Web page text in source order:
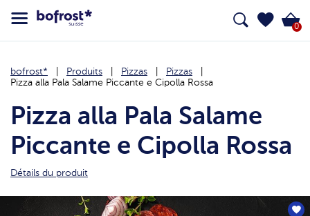
0
bofrost* Produits Pizzas
Pizzas
Pizza alla Pala Salame Piccante e Cipolla Rossa
Pizza alla Pala Salame
Piccante e Cipolla Rossa
Détails du produit